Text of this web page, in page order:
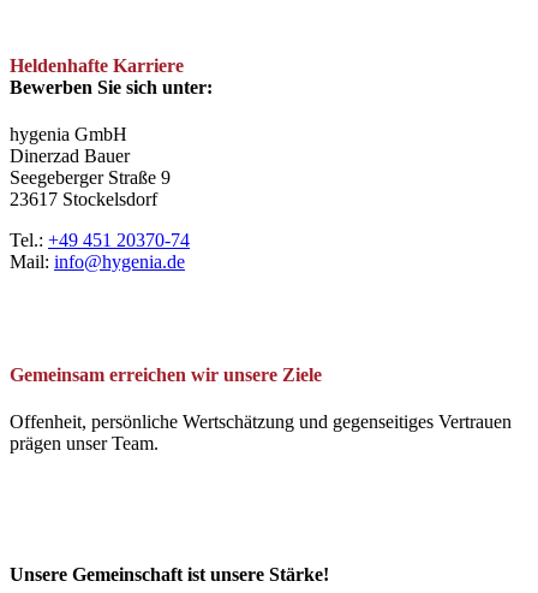
Heldenhafte Karriere
Bewerben Sie sich unter:
hygenia GmbH
Dinerzad Bauer
Seegeberger Straße 9
23617 Stockelsdorf
Tel.: +49 451 20370-74
Mail: info@hygenia.de
Gemeinsam erreichen wir unsere Ziele
Offenheit, persönliche Wertschätzung und gegenseitiges Vertrauen
prägen unser Team.
Unsere Gemeinschaft ist unsere Stärke!